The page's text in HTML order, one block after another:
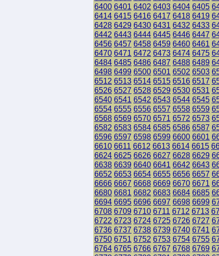
6400 6401 6402 6403 6404 6405
6414 6415 6416 6417 6418 6419
6428 6429 6430 6431 6432 6433
6442 6443 6444 6445 6446 6447
6456 6457 6458 6459 6460 6461
6470 6471 6472 6473 6474 6475
6484 6485 6486 6487 6488 6489
6498 6499 6500 6501 6502 6503
6512 6513 6514 6515 6516 6517
6526 6527 6528 6529 6530 6531
6540 6541 6542 6543 6544 6545
6554 6555 6556 6557 6558 6559
6568 6569 6570 6571 6572 6573
6582 6583 6584 6585 6586 6587
6596 6597 6598 6599 6600 6601
6610 6611 6612 6613 6614 6615
6624 6625 6626 6627 6628 6629
6638 6639 6640 6641 6642 6643
6652 6653 6654 6655 6656 6657
6666 6667 6668 6669 6670 6671
6680 6681 6682 6683 6684 6685
6694 6695 6696 6697 6698 6699
6708 6709 6710 6711 6712 6713
6722 6723 6724 6725 6726 6727
6736 6737 6738 6739 6740 6741
6750 6751 6752 6753 6754 6755
6764 6765 6766 6767 6768 6769